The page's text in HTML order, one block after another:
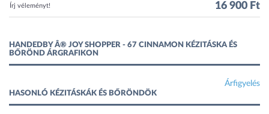
Írj véleményt! 16 900 Ft
HANDEDBY Â® JOY SHOPPER - 67 CINNAMON KÉZITÁSKA ÉS
BŐRÖND ÁRGRAFIKON
Árfigyelés
HASONLÓ KÉZITÁSKÁK ÉS BŐRÖNDÖK